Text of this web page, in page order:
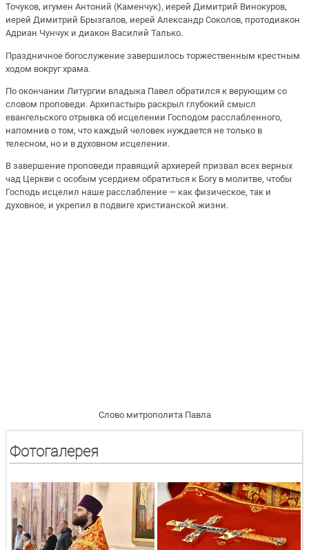
Точуков, игумен Антоний (Каменчук), иерей Димитрий Винокуров,
иерей Димитрий Брызгалов, иерей Александр Соколов, протодиакон
Адриан Чунчук и диакон Василий Талько.
Праздничное богослужение завершилось торжественным крестным
ходом вокруг храма.
По окончании Литургии владыка Павел обратился к верующим со
словом проповеди. Архипастырь раскрыл глубокий смысл
евангельского отрывка об исцелении Господом расслабленного,
напомнив о том, что каждый человек нуждается не только в
телесном, но и в духовном исцелении.
В завершение проповеди правящий архиерей призвал всех верных
чад Церкви с особым усердием обратиться к Богу в молитве, чтобы
Господь исцелил наше расслабление — как физическое, так и
духовное, и укрепил в подвиге христианской жизни.
Слово митрополита Павла
Фотогалерея